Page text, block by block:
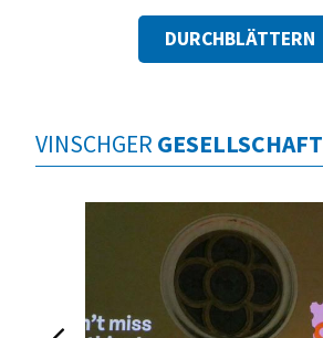
DURCHBLÄTTERN
VINSCHGER GESELLSCHAFT